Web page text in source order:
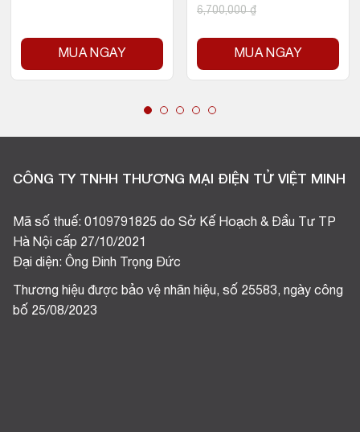
MUA NGAY
6,700,000₫
MUA NGAY
CÔNG TY TNHH THƯƠNG MẠI ĐIỆN TỬ VIỆT MINH
Mã số thuế: 0109791825 do Sở Kế Hoạch & Đầu Tư TP
Hà Nội cấp 27/10/2021
Đại diện: Ông Đinh Trọng Đức
Thương hiệu được bảo vệ nhãn hiệu, số 25583, ngày công
bố 25/08/2023